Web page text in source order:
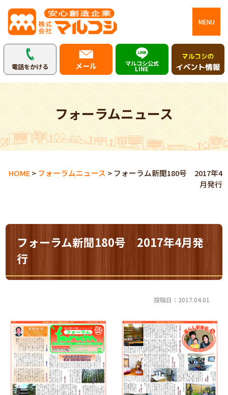
MENU
電話をかける メール マルコシ公式
LINE
フォーラムニュース
HOME> フォーラムニュース > フォーラム新聞180号 2017年4
月発行
フォーラム新聞180号 2017年4月発
行
投稿日：2017.04.01